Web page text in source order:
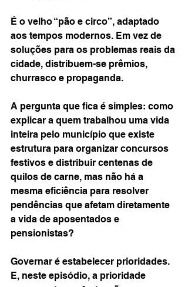
É o velho “pão e circo”, adaptado
aos tempos modernos. Em vez de
soluções para os problemas reais da
cidade, distribuem-se prêmios,
churrasco e propaganda.
A pergunta que fica é simples: como
explicar a quem trabalhou uma vida
inteira pelo município que existe
estrutura para organizar concursos
festivos e distribuir centenas de
quilos de carne, mas não há a
mesma eficiência para resolver
pendências que afetam diretamente
a vida de aposentados e
pensionistas?
Governar é estabelecer prioridades.
E, neste episódio, a prioridade